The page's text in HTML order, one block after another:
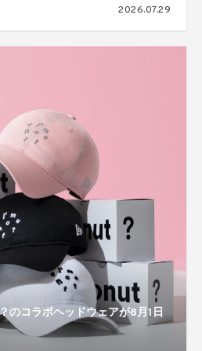
2026.07.29
のコラボヘッドウェアが8月1日